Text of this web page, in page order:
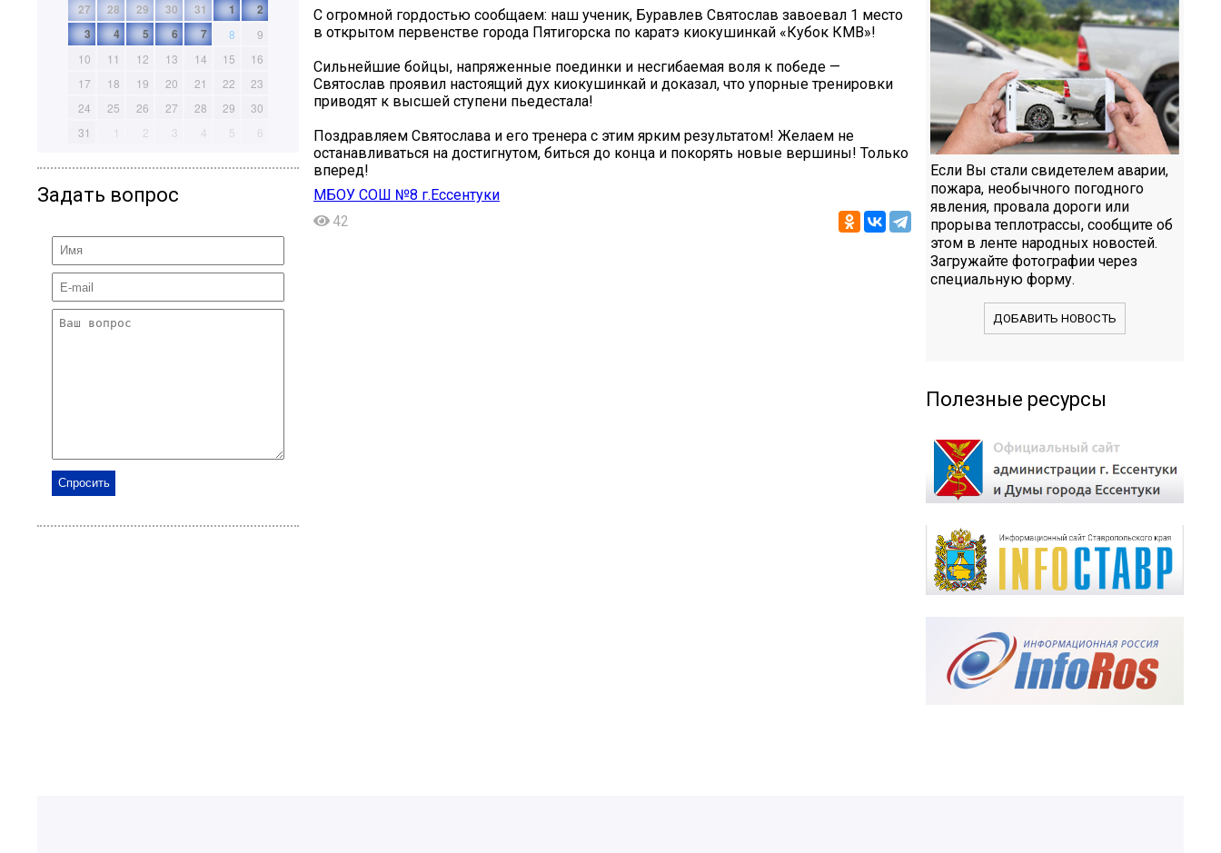
27
28 29 30 31 1
2
3
4 5 6 7 8
9
10
11 12 13 14 15
16
17
18 19 20 21 22
23
24
25 26 27 28 29
30
31
1 2 3 4 5 6
Задать вопрос
С огромной гордостью сообщаем: наш ученик, Буравлев Святослав завоевал 1 место
в открытом первенстве города Пятигорска по каратэ киокушинкай «Кубок КМВ»!
Сильнейшие бойцы, напряженные поединки и несгибаемая воля к победе —
Святослав проявил настоящий дух киокушинкай и доказал, что упорные тренировки
приводят к высшей ступени пьедестала!
Поздравляем Святослава и его тренера с этим ярким результатом! Желаем не
останавливаться на достигнутом, биться до конца и покорять новые вершины! Только
вперед!
МБОУ СОШ №8 г.Ессентуки
42
Если Вы стали свидетелем аварии,
пожара, необычного погодного
явления, провала дороги или
прорыва теплотрассы, сообщите об
этом в ленте народных новостей.
Загружайте фотографии через
специальную форму.
ДОБАВИТЬ НОВОСТЬ
Полезные ресурсы